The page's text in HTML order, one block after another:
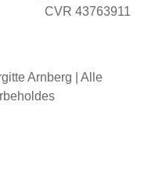
CVR 43763911
Arnberg | Alle